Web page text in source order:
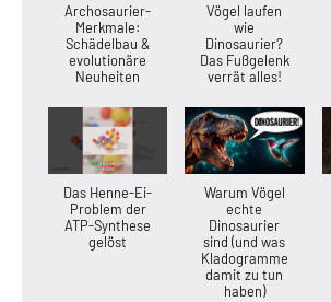
Archosaurier-
Merkmale:
Schädelbau &
evolutionäre
Neuheiten
Vögel laufen
wie
Dinosaurier?
Das Fußgelenk
verrät alles!
Das Henne-Ei-
Problem der
ATP-Synthese
gelöst
Warum Vögel
echte
Dinosaurier
sind (und was
Kladogramme
damit zu tun
haben)